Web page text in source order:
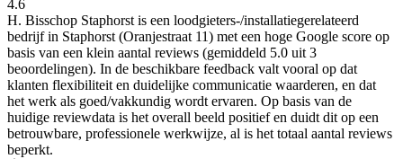
4.6
H. Bisschop Staphorst is een loodgieters-/installatiegerelateerd
bedrijf in Staphorst (Oranjestraat 11) met een hoge Google score op
basis van een klein aantal reviews (gemiddeld 5.0 uit 3
beoordelingen). In de beschikbare feedback valt vooral op dat
klanten flexibiliteit en duidelijke communicatie waarderen, en dat
het werk als goed/vakkundig wordt ervaren. Op basis van de
huidige reviewdata is het overall beeld positief en duidt dit op een
betrouwbare, professionele werkwijze, al is het totaal aantal reviews
beperkt.